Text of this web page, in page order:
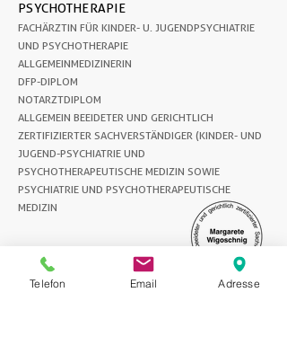
PSYCHOTHERAPIE
FACHÄRZTIN FÜR KINDER- U. JUGENDPSYCHIATRIE
UND PSYCHOTHERAPIE
ALLGEMEINMEDIZINERIN
DFP-DIPLOM
NOTARZTDIPLOM
ALLGEMEIN BEEIDETER UND GERICHTLICH
ZERTIFIZIERTER SACHVERSTÄNDIGER (KINDER- UND
JUGEND-PSYCHIATRIE UND
PSYCHOTHERAPEUTISCHE MEDIZIN SOWIE
PSYCHIATRIE UND PSYCHOTHERAPEUTISCHE
MEDIZIN
ÖFFNUNGSZEITEN
ORDINATION
Telefon Email Adresse